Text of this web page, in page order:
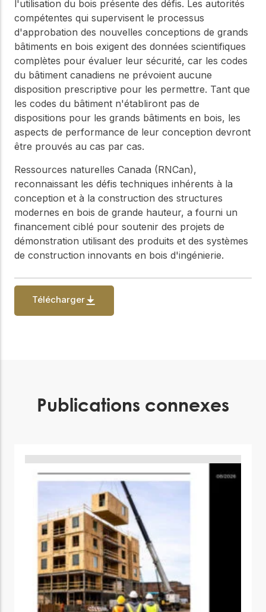
l'utilisation du bois présente des défis. Les autorités
compétentes qui supervisent le processus
d'approbation des nouvelles conceptions de grands
bâtiments en bois exigent des données scientifiques
complètes pour évaluer leur sécurité, car les codes
du bâtiment canadiens ne prévoient aucune
disposition prescriptive pour les permettre. Tant que
les codes du bâtiment n'établiront pas de
dispositions pour les grands bâtiments en bois, les
aspects de performance de leur conception devront
être prouvés au cas par cas.
Ressources naturelles Canada (RNCan),
reconnaissant les défis techniques inhérents à la
conception et à la construction des structures
modernes en bois de grande hauteur, a fourni un
financement ciblé pour soutenir des projets de
démonstration utilisant des produits et des systèmes
de construction innovants en bois d'ingénierie.
Télécharger
Publications connexes